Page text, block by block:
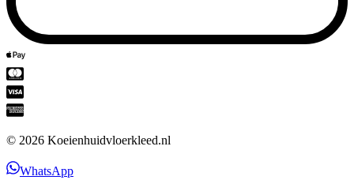
© 2026 Koeienhuidvloerkleed.nl
WhatsApp